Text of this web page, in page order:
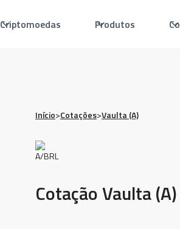
Criptomoedas Produtos
Início>Cotações>Vaulta (A)
Cotação Vaulta (A)